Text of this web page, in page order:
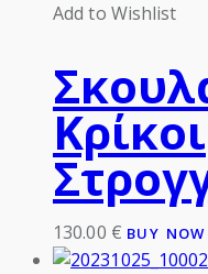
Add to Wishlist
Κρίκοι
130.00 € BUY NOW